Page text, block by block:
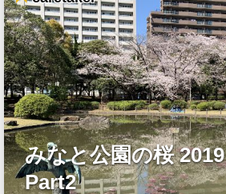
みなと公園の桜 2019
Part2